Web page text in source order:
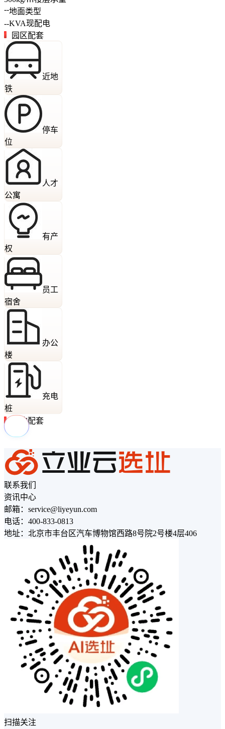
--地面类型
--KVA现配电
园区配套
近地
铁
停车
位
人才
公寓
有产
权
员工
宿舍
办公
楼
充电
桩
周边配套
联系我们
资讯中心
邮箱：service@liyeyun.com
电话：400-833-0813
地址：北京市丰台区汽车博物馆西路8号院2号楼4层406
扫描关注